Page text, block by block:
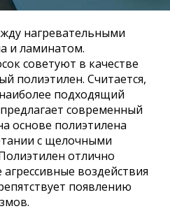
нагревательными
и ламинатом.
советуют в качестве
полиэтилен. Считается,
подходящий
современный
основе полиэтилена
с щелочными
отлично
воздействия
появлению